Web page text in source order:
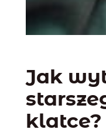
Jak
klatce?